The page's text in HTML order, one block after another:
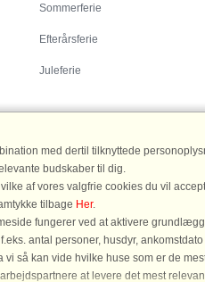
Sommerferie
Efterårsferie
Juleferie
ved Vesterhavet|Sommerhus Bornholm
i Norge
Du er her: Løkken,
med dertil tilknyttede
budskaber til dig.
af vores valgfrie cookies du vil
tilbage Her.
fungerer ved at aktivere
antal personer, husdyr,
så kan vide hvilke huse som er de
at levere det mest